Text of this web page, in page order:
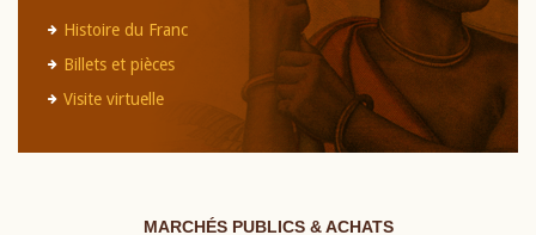
Histoire du Franc
Billets et pièces
Visite virtuelle
MARCHÉS PUBLICS & ACHATS